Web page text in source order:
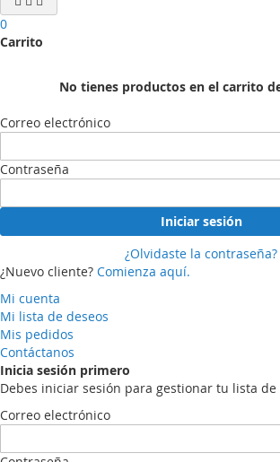
0
Carrito
No tienes productos en el carrito
Correo electrónico
Contraseña
Iniciar sesión
¿Olvidaste la contraseña?
¿Nuevo cliente? Comienza aquí.
Mi cuenta
Mi lista de deseos
Mis pedidos
Contáctanos
Inicia sesión primero
Debes iniciar sesión para gestionar tu lista de
Correo electrónico